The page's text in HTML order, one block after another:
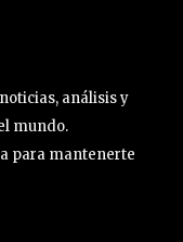
análisis y
mundo.
para mantenerte